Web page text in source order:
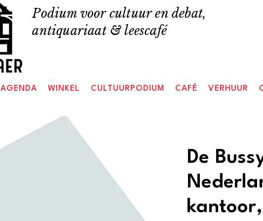
Podium voor cultuur en debat,
antiquariaat & leescafé
AGENDA WINKEL CULTUURPODIUM CAFÉ VERHUUR
De